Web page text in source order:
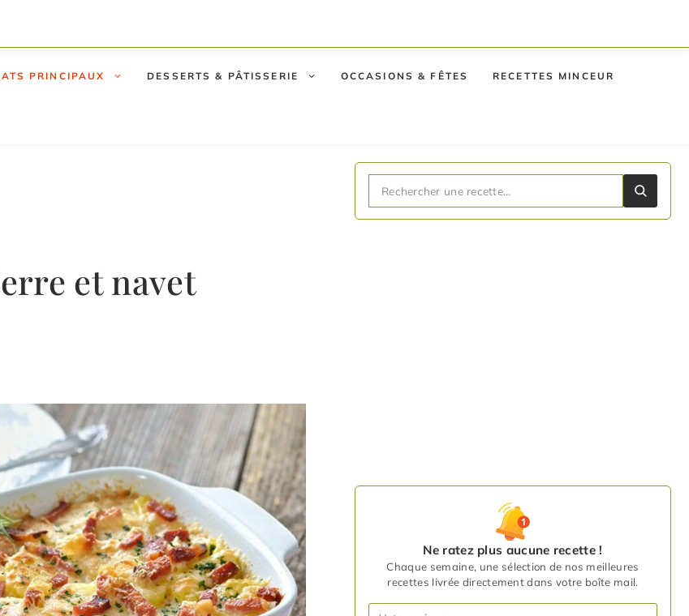
PRINCIPAUX DESSERTS & PÂTISSERIE OCCASIONS & FÊTES RECETTES MINCEUR
et navet
Ne ratez plus aucune recette !
Chaque semaine, une sélection de nos meilleures
recettes livrée directement dans votre boîte mail.